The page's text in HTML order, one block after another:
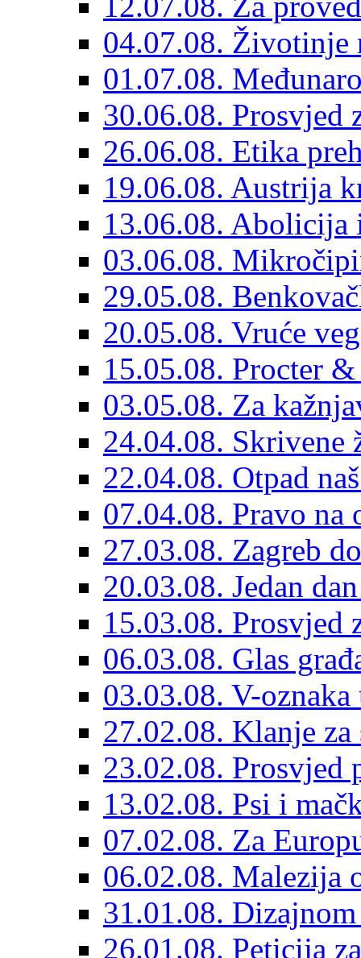
04.07.08. Životinje
01.07.08.
30.06.08. Prosvjed
26.06.08. Etika
19.06.08. Austrija
13.06.08. Abolicija
03.06.08.
29.05.08.
20.05.08. Vruće
15.05.08. Procter
03.05.08. Za
24.04.08. Skrivene
22.04.08. Otpad
07.04.08. Pravo na
27.03.08. Zagreb
20.03.08. Jedan
15.03.08. Prosvjed
06.03.08. Glas
03.03.08. V-
27.02.08. Klanje za
23.02.08.
13.02.08. Psi i
07.02.08. Za
06.02.08. Malezija
31.01.08.
26.01.08. Peticija